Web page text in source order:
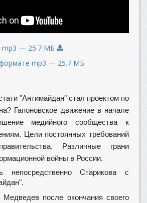
mp3 — 25.7 МБ
mp3 — 25.7 МБ
"Антимайдан" стал проектом по
Гапоновское движение в начале
медийного сообщества к
Цели постоянных требований
Различные грани
войны в России.
непосредственно Старикова с
Медведев после окончания своего